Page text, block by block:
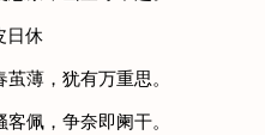
日休
薄，犹有万重思。
佩，争奈即阑干。